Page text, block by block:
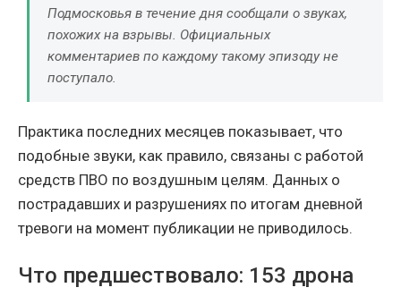
Подмосковья в течение дня сообщали о звуках,
похожих на взрывы. Официальных
комментариев по каждому такому эпизоду не
поступало.
Практика последних месяцев показывает, что
подобные звуки, как правило, связаны с работой
средств ПВО по воздушным целям. Данных о
пострадавших и разрушениях по итогам дневной
тревоги на момент публикации не приводилось.
Что предшествовало: 153 дрона